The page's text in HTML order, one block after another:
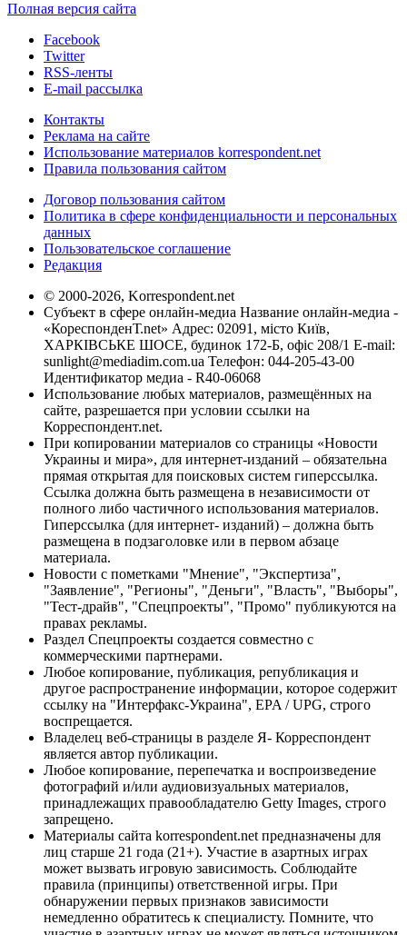
Полная версия сайта
Facebook
Twitter
RSS-ленты
E-mail рассылка
Контакты
Реклама на сайте
Использование материалов korrespondent.net
Правила пользования сайтом
Договор пользования сайтом
Политика в сфере конфиденциальности и персональных
данных
Пользовательское соглашение
Редакция
© 2000-2026, Korrespondent.net
Субъект в сфере онлайн-медиа Название онлайн-медиа -
«КореспонденТ.net» Адрес: 02091, місто Київ,
ХАРКІВСЬКЕ ШОСЕ, будинок 172-Б, офіс 208/1 E-mail:
sunlight@mediadim.com.ua Телефон: 044-205-43-00
Идентификатор медиа - R40-06068
Использование любых материалов, размещённых на
сайте, разрешается при условии ссылки на
Корреспондент.net.
При копировании материалов со страницы «Новости
Украины и мира», для интернет-изданий – обязательна
прямая открытая для поисковых систем гиперссылка.
Ссылка должна быть размещена в независимости от
полного либо частичного использования материалов.
Гиперссылка (для интернет- изданий) – должна быть
размещена в подзаголовке или в первом абзаце
материала.
Новости с пометками "Мнение", "Экспертиза",
"Заявление", "Регионы", "Деньги", "Власть", "Выборы",
"Тест-драйв", "Спецпроекты", "Промо" публикуются на
правах рекламы.
Раздел Спецпроекты создается совместно с
коммерческими партнерами.
Любое копирование, публикация, републикация и
другое распространение информации, которое содержит
ссылку на "Интерфакс-Украина", EPA / UPG, строго
воспрещается.
Владелец веб-страницы в разделе Я- Корреспондент
является автор публикации.
Любое копирование, перепечатка и воспроизведение
фотографий и/или аудиовизуальных материалов,
принадлежащих правообладателю Getty Images, строго
запрещено.
Материалы сайта korrespondent.net предназначены для
лиц старше 21 года (21+). Участие в азартных играх
может вызвать игровую зависимость. Соблюдайте
правила (принципы) ответственной игры. При
обнаружении первых признаков зависимости
немедленно обратитесь к специалисту. Помните, что